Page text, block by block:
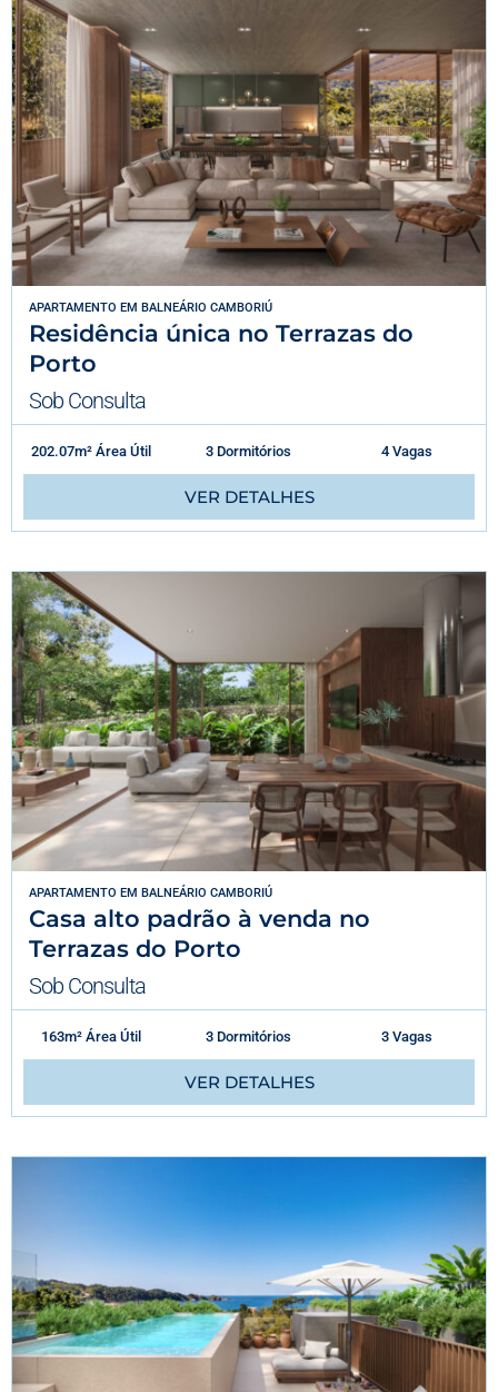
APARTAMENTO EM BALNEÁRIO CAMBORIÚ
Residência única no Terrazas do
Porto
Sob Consulta
202.07m² Área Útil 3 Dormitórios 4 Vagas
VER DETALHES
APARTAMENTO EM BALNEÁRIO CAMBORIÚ
Casa alto padrão à venda no
Terrazas do Porto
Sob Consulta
163m² Área Útil 3 Dormitórios 3 Vagas
VER DETALHES